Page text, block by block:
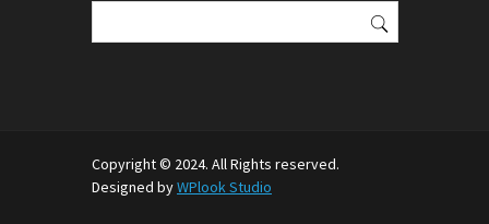
Copyright © 2024. All Rights reserved.
Designed byWPlook Studio